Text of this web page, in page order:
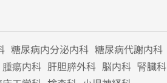
糖尿病内分泌内科 糖尿病代謝内科
腫瘍内科 肝胆膵外科 脳内科 腎臓科